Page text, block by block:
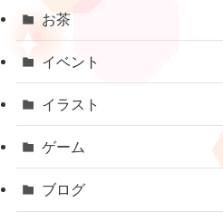
お茶
イベント
イラスト
ゲーム
ブログ